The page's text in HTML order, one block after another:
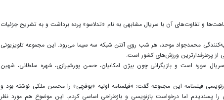
و تفاوت‌های آن با سریال مشابهی به نام «تدلاسو» پرده برداشت و به تشریح جزئیات
محمدجواد موحد، هر شب روی آنتن شبکه سه سیما می‌رود. این مجموعه تلویزیونی
از پرطرفدارترین ورزش‌های کشور است.
سوره است و بازیگرانی چون بیژن امکانیان، حسن پورشیرازی، شهره سلطانی، شهین
فیلمنامه این مجموعه گفت: «فیلمنامه اولیه «بوقچی» را محسن ملکی نوشته بود و
پسندیدم اما درخواست بازنویسی و بازطراحی اساسی کردم. این موضوع هم مورد نظر